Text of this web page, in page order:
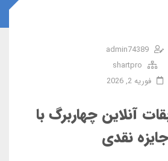
admin74389
shartpro
فوریه 2, 2026
آنلاین چهاربرگ با
جایزه نقدی